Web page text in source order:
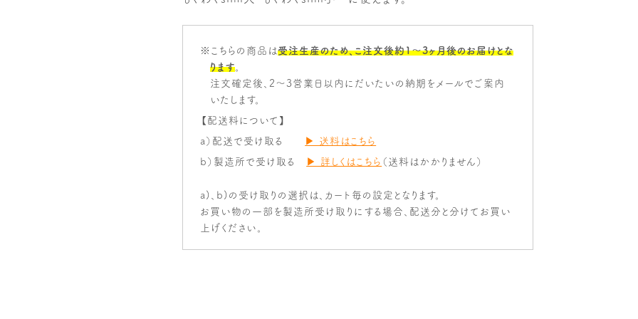
※こちらの商品は受注生産のため、こ注文後約1〜3ヶ月後のお届けとな
ります。
注文確定後、2～3営業日以内にだいたいの納期をメールでご案内
いたします。
【配送料について】
a）配送で受け取る ▶ 送料はこちら
b）製造所で受け取る ▶ 詳しくはこちら （送料はかかりません）
a)、b)の受け取りの選択は、カート毎の設定となります。
お買い物の一部を製造所受け取りにする場合、配送分と分けてお買い
上げください。